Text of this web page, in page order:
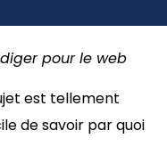
pour le web
est tellement
de savoir par quoi